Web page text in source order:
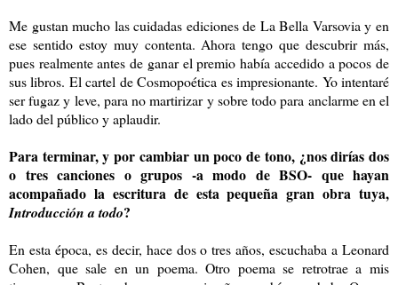
Me gustan mucho las cuidadas ediciones de La Bella Varsovia y en
ese sentido estoy muy contenta. Ahora tengo que descubrir más,
pues realmente antes de ganar el premio había accedido a pocos de
sus libros. El cartel de Cosmopoética es impresionante. Yo intentaré
ser fugaz y leve, para no martirizar y sobre todo para anclarme en el
lado del público y aplaudir.
Para terminar, y por cambiar un poco de tono, ¿nos dirías dos
o tres canciones o grupos -a modo de BSO- que hayan
acompañado la escritura de esta pequeña gran obra tuya,
Introducción a todo?
En esta época, es decir, hace dos o tres años, escuchaba a Leonard
Cohen, que sale en un poema. Otro poema se retrotrae a mis